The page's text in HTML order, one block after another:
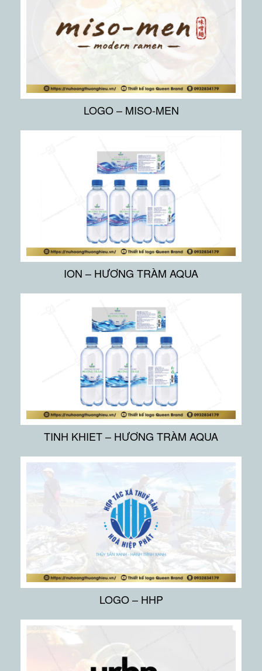
LOGO – MISO-MEN
ION – HƯƠNG TRÀM AQUA
TINH KHIET – HƯƠNG TRÀM AQUA
LOGO – HHP